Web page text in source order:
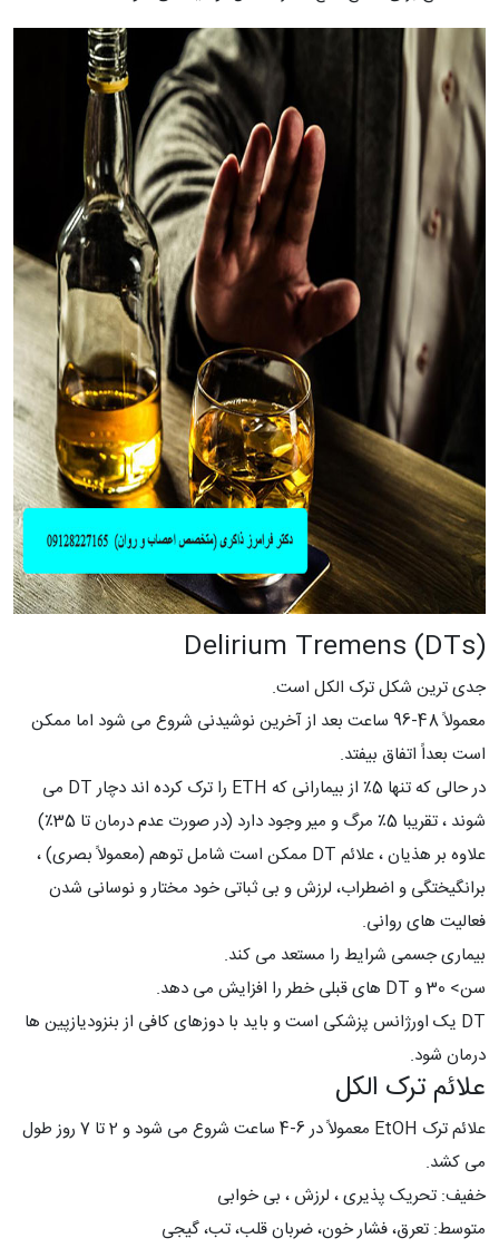
Delirium Tremens (DTs)
جدی ترین شکل ترک الکل است.
معمولاً 48-96 ساعت بعد از آخرین نوشیدنی شروع می شود اما ممکن
است بعداً اتفاق بیفتد.
در حالی که تنها 5٪ از بیمارانی که ETH را ترک کرده اند دچار DT می
شوند ، تقریبا 5٪ مرگ و میر وجود دارد (در صورت عدم درمان تا 35٪)
علاوه‌ بر هذیان ، علائم DT ممکن است شامل توهم (معمولاً بصری) ،
برانگیختگی و اضطراب، لرزش و بی ثباتی خود مختار و نوسانی شدن
فعالیت های روانی.
بیماری جسمی شرایط را مستعد می کند.
سن> 30 و DT های قبلی خطر را افزایش می دهد.
DT یک اورژانس پزشکی است و باید با دوزهای کافی از بنزودیازپین ها
درمان شود.
علائم ترک الکل
علائم ترک EtOH معمولاً در 6-4 ساعت شروع می شود و 2 تا 7 روز طول
می کشد.
خفیف: تحریک پذیری ، لرزش ، بی خوابی
متوسط: تعرق، فشار خون، ضربان قلب، تب، گیجی